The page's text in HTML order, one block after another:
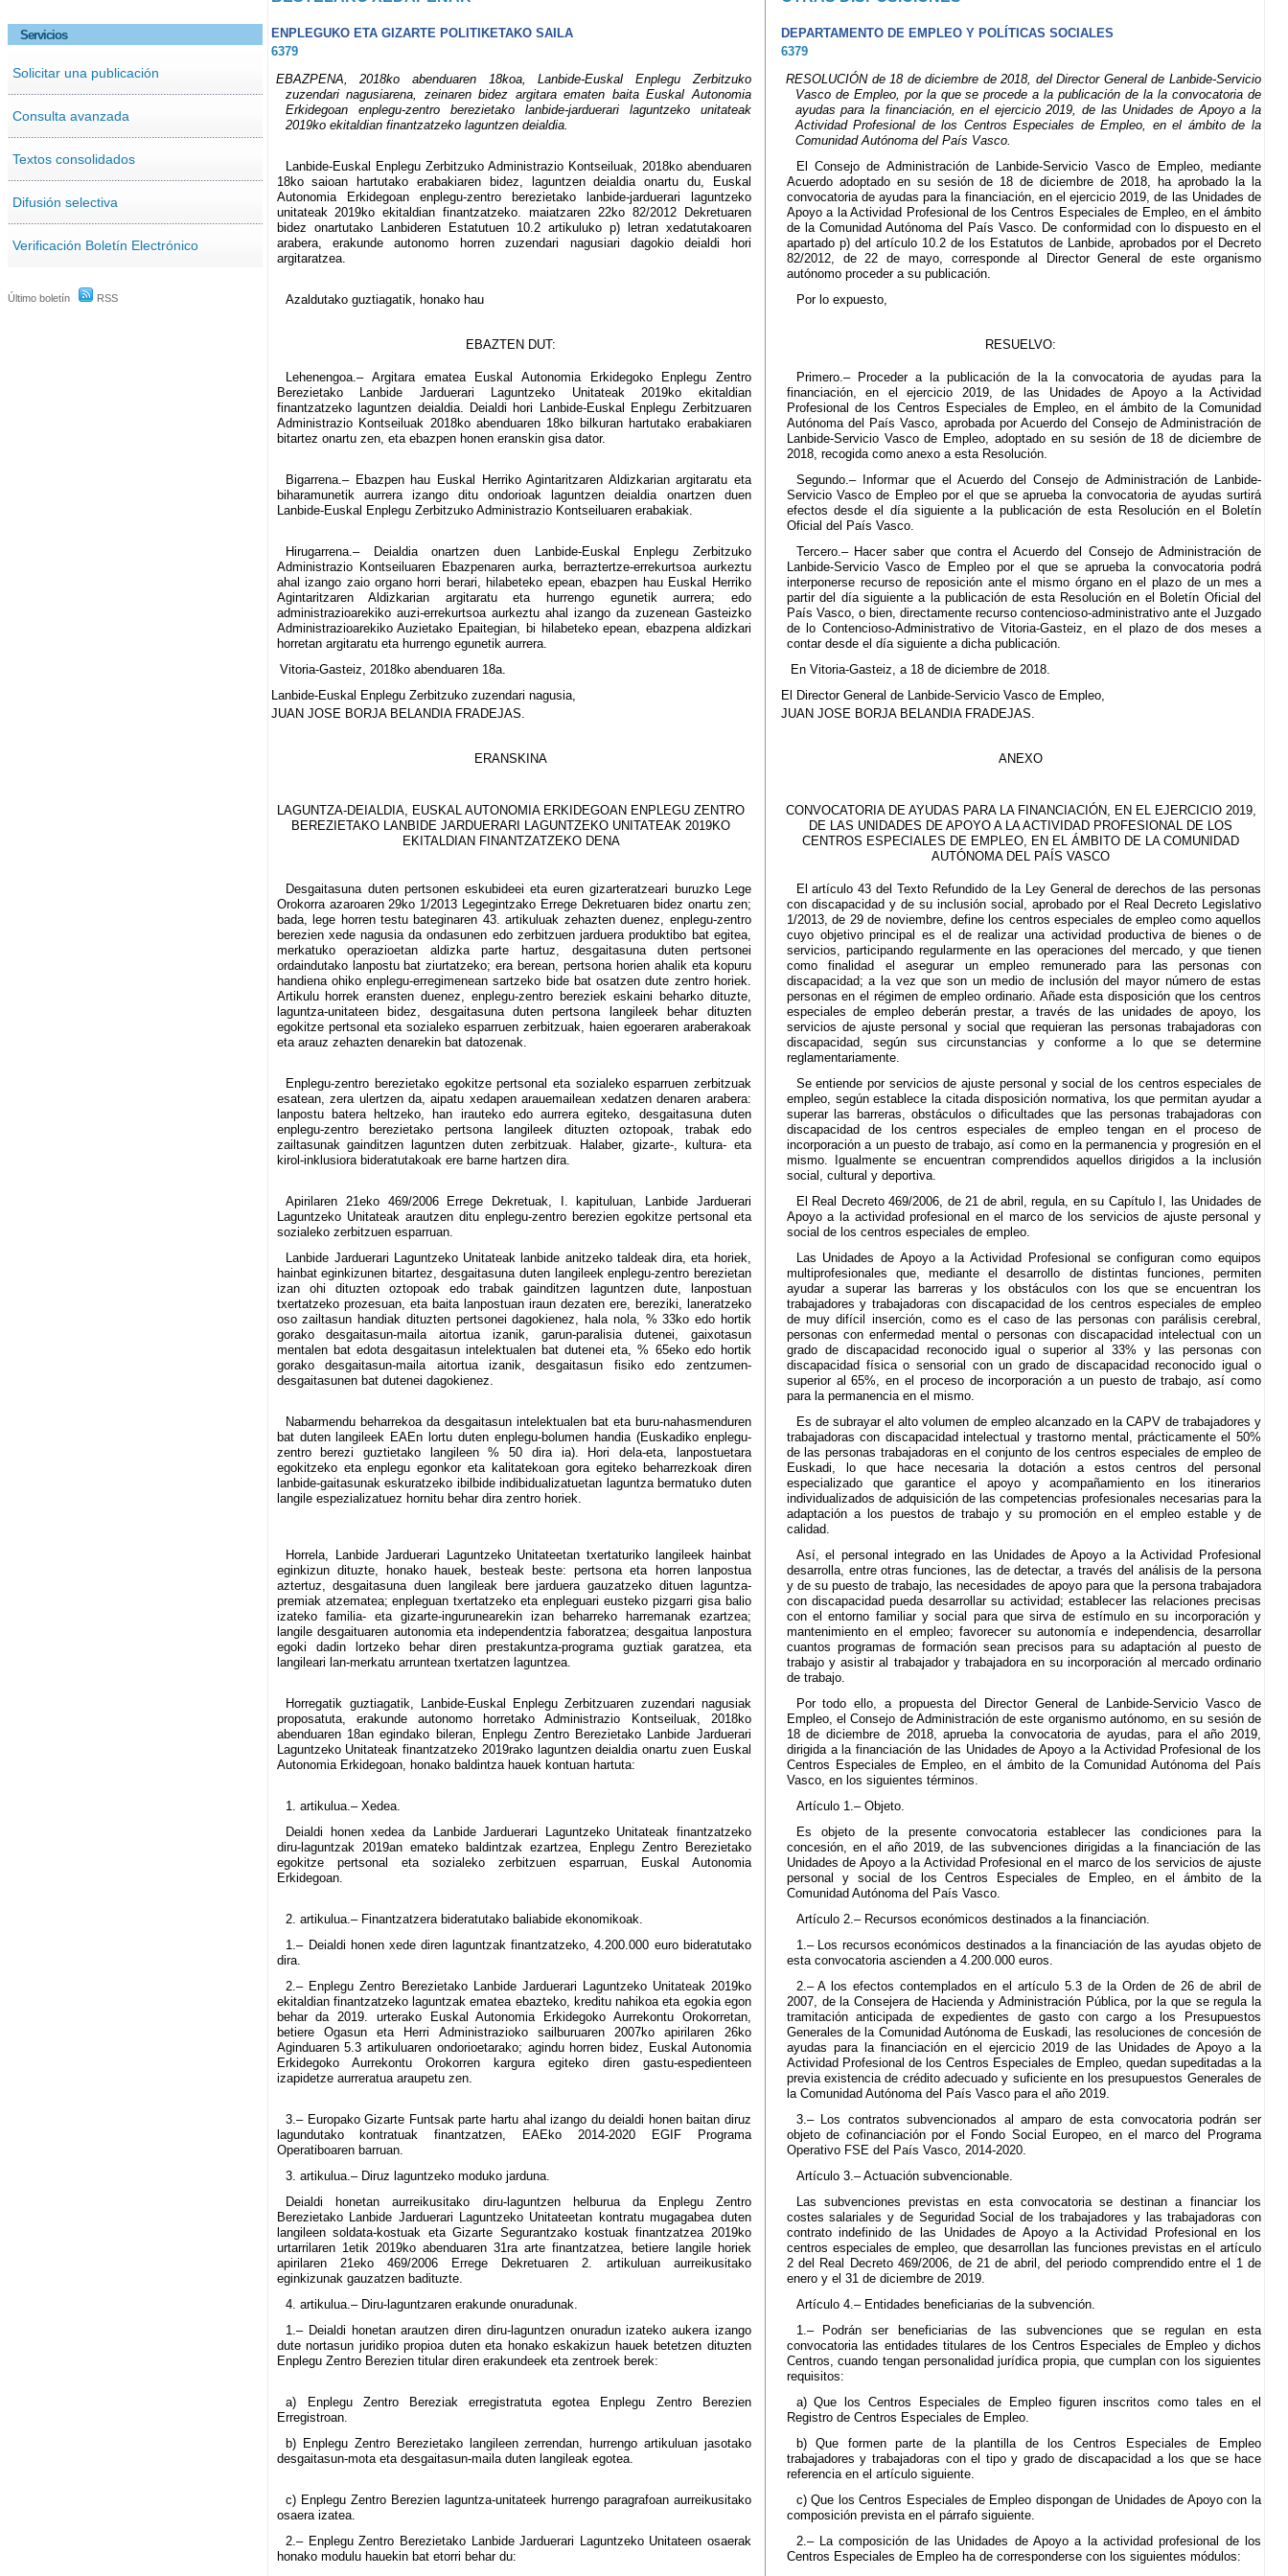
Servicios
Solicitar una publicación
Consulta avanzada
Textos consolidados
Difusión selectiva
Verificación Boletín Electrónico
Último boletín RSS
ENPLEGUKO ETA GIZARTE POLITIKETAKO SAILA
DEPARTAMENTO DE EMPLEO Y POLÍTICAS SOCIALES
6379
6379
EBAZPENA, 2018ko abenduaren 18koa, Lanbide-Euskal Enplegu Zerbitzuko
zuzendari nagusiarena, zeinaren bidez argitara ematen baita Euskal Autonomia
Erkidegoan enplegu-zentro berezietako lanbide-jarduerari laguntzeko unitateak
2019ko ekitaldian finantzatzeko laguntzen deialdia.
RESOLUCIÓN de 18 de diciembre de 2018, del Director General de Lanbide-Servicio
Vasco de Empleo, por la que se procede a la publicación de la la convocatoria de
ayudas para la financiación, en el ejercicio 2019, de las Unidades de Apoyo a la
Actividad Profesional de los Centros Especiales de Empleo, en el ámbito de la
Comunidad Autónoma del País Vasco.
Lanbide-Euskal Enplegu Zerbitzuko Administrazio Kontseiluak, 2018ko abenduaren
18ko saioan hartutako erabakiaren bidez, laguntzen deialdia onartu du, Euskal
Autonomia Erkidegoan enplegu-zentro berezietako lanbide-jarduerari laguntzeko
unitateak 2019ko ekitaldian finantzatzeko. maiatzaren 22ko 82/2012 Dekretuaren
bidez onartutako Lanbideren Estatutuen 10.2 artikuluko p) letran xedatutakoaren
arabera, erakunde autonomo horren zuzendari nagusiari dagokio deialdi hori
argitaratzea.
El Consejo de Administración de Lanbide-Servicio Vasco de Empleo, mediante
Acuerdo adoptado en su sesión de 18 de diciembre de 2018, ha aprobado la la
convocatoria de ayudas para la financiación, en el ejercicio 2019, de las Unidades de
Apoyo a la Actividad Profesional de los Centros Especiales de Empleo, en el ámbito
de la Comunidad Autónoma del País Vasco. De conformidad con lo dispuesto en el
apartado p) del artículo 10.2 de los Estatutos de Lanbide, aprobados por el Decreto
82/2012, de 22 de mayo, corresponde al Director General de este organismo
autónomo proceder a su publicación.
Azaldutako guztiagatik, honako hau
Por lo expuesto,
EBAZTEN DUT: RESUELVO:
Lehenengoa.– Argitara ematea Euskal Autonomia Erkidegoko Enplegu Zentro
Berezietako Lanbide Jarduerari Laguntzeko Unitateak 2019ko ekitaldian
finantzatzeko laguntzen deialdia. Deialdi hori Lanbide-Euskal Enplegu Zerbitzuaren
Administrazio Kontseiluak 2018ko abenduaren 18ko bilkuran hartutako erabakiaren
bitartez onartu zen, eta ebazpen honen eranskin gisa dator.
Primero.– Proceder a la publicación de la la convocatoria de ayudas para la
financiación, en el ejercicio 2019, de las Unidades de Apoyo a la Actividad
Profesional de los Centros Especiales de Empleo, en el ámbito de la Comunidad
Autónoma del País Vasco, aprobada por Acuerdo del Consejo de Administración de
Lanbide-Servicio Vasco de Empleo, adoptado en su sesión de 18 de diciembre de
2018, recogida como anexo a esta Resolución.
Bigarrena.– Ebazpen hau Euskal Herriko Agintaritzaren Aldizkarian argitaratu eta
biharamunetik aurrera izango ditu ondorioak laguntzen deialdia onartzen duen
Lanbide-Euskal Enplegu Zerbitzuko Administrazio Kontseiluaren erabakiak.
Segundo.– Informar que el Acuerdo del Consejo de Administración de Lanbide-
Servicio Vasco de Empleo por el que se aprueba la convocatoria de ayudas surtirá
efectos desde el día siguiente a la publicación de esta Resolución en el Boletín
Oficial del País Vasco.
Hirugarrena.– Deialdia onartzen duen Lanbide-Euskal Enplegu Zerbitzuko
Administrazio Kontseiluaren Ebazpenaren aurka, berraztertze-errekurtsoa aurkeztu
ahal izango zaio organo horri berari, hilabeteko epean, ebazpen hau Euskal Herriko
Agintaritzaren Aldizkarian argitaratu eta hurrengo egunetik aurrera; edo
administrazioarekiko auzi-errekurtsoa aurkeztu ahal izango da zuzenean Gasteizko
Administrazioarekiko Auzietako Epaitegian, bi hilabeteko epean, ebazpena aldizkari
horretan argitaratu eta hurrengo egunetik aurrera.
Tercero.– Hacer saber que contra el Acuerdo del Consejo de Administración de
Lanbide-Servicio Vasco de Empleo por el que se aprueba la convocatoria podrá
interponerse recurso de reposición ante el mismo órgano en el plazo de un mes a
partir del día siguiente a la publicación de esta Resolución en el Boletín Oficial del
País Vasco, o bien, directamente recurso contencioso-administrativo ante el Juzgado
de lo Contencioso-Administrativo de Vitoria-Gasteiz, en el plazo de dos meses a
contar desde el día siguiente a dicha publicación.
Vitoria-Gasteiz, 2018ko abenduaren 18a.
En Vitoria-Gasteiz, a 18 de diciembre de 2018.
Lanbide-Euskal Enplegu Zerbitzuko zuzendari nagusia,
El Director General de Lanbide-Servicio Vasco de Empleo,
JUAN JOSE BORJA BELANDIA FRADEJAS.
JUAN JOSE BORJA BELANDIA FRADEJAS.
ERANSKINA ANEXO
LAGUNTZA-DEIALDIA, EUSKAL AUTONOMIA ERKIDEGOAN ENPLEGU ZENTRO
BEREZIETAKO LANBIDE JARDUERARI LAGUNTZEKO UNITATEAK 2019KO
EKITALDIAN FINANTZATZEKO DENA
CONVOCATORIA DE AYUDAS PARA LA FINANCIACIÓN, EN EL EJERCICIO 2019,
DE LAS UNIDADES DE APOYO A LA ACTIVIDAD PROFESIONAL DE LOS
CENTROS ESPECIALES DE EMPLEO, EN EL ÁMBITO DE LA COMUNIDAD
AUTÓNOMA DEL PAÍS VASCO
Desgaitasuna duten pertsonen eskubideei eta euren gizarteratzeari buruzko Lege
Orokorra azaroaren 29ko 1/2013 Legegintzako Errege Dekretuaren bidez onartu zen;
bada, lege horren testu bateginaren 43. artikuluak zehazten duenez, enplegu-zentro
berezien xede nagusia da ondasunen edo zerbitzuen jarduera produktibo bat egitea,
merkatuko operazioetan aldizka parte hartuz, desgaitasuna duten pertsonei
ordaindutako lanpostu bat ziurtatzeko; era berean, pertsona horien ahalik eta kopuru
handiena ohiko enplegu-erregimenean sartzeko bide bat osatzen dute zentro horiek.
Artikulu horrek eransten duenez, enplegu-zentro bereziek eskaini beharko dituzte,
laguntza-unitateen bidez, desgaitasuna duten pertsona langileek behar dituzten
egokitze pertsonal eta sozialeko esparruen zerbitzuak, haien egoeraren araberakoak
eta arauz zehazten denarekin bat datozenak.
El artículo 43 del Texto Refundido de la Ley General de derechos de las personas
con discapacidad y de su inclusión social, aprobado por el Real Decreto Legislativo
1/2013, de 29 de noviembre, define los centros especiales de empleo como aquellos
cuyo objetivo principal es el de realizar una actividad productiva de bienes o de
servicios, participando regularmente en las operaciones del mercado, y que tienen
como finalidad el asegurar un empleo remunerado para las personas con
discapacidad; a la vez que son un medio de inclusión del mayor número de estas
personas en el régimen de empleo ordinario. Añade esta disposición que los centros
especiales de empleo deberán prestar, a través de las unidades de apoyo, los
servicios de ajuste personal y social que requieran las personas trabajadoras con
discapacidad, según sus circunstancias y conforme a lo que se determine
reglamentariamente.
Enplegu-zentro berezietako egokitze pertsonal eta sozialeko esparruen zerbitzuak
esatean, zera ulertzen da, aipatu xedapen arauemailean xedatzen denaren arabera:
lanpostu batera heltzeko, han irauteko edo aurrera egiteko, desgaitasuna duten
enplegu-zentro berezietako pertsona langileek dituzten oztopoak, trabak edo
zailtasunak gainditzen laguntzen duten zerbitzuak. Halaber, gizarte-, kultura- eta
kirol-inklusiora bideratutakoak ere barne hartzen dira.
Se entiende por servicios de ajuste personal y social de los centros especiales de
empleo, según establece la citada disposición normativa, los que permitan ayudar a
superar las barreras, obstáculos o dificultades que las personas trabajadoras con
discapacidad de los centros especiales de empleo tengan en el proceso de
incorporación a un puesto de trabajo, así como en la permanencia y progresión en el
mismo. Igualmente se encuentran comprendidos aquellos dirigidos a la inclusión
social, cultural y deportiva.
Apirilaren 21eko 469/2006 Errege Dekretuak, I. kapituluan, Lanbide Jarduerari
Laguntzeko Unitateak arautzen ditu enplegu-zentro berezien egokitze pertsonal eta
sozialeko zerbitzuen esparruan.
El Real Decreto 469/2006, de 21 de abril, regula, en su Capítulo I, las Unidades de
Apoyo a la actividad profesional en el marco de los servicios de ajuste personal y
social de los centros especiales de empleo.
Lanbide Jarduerari Laguntzeko Unitateak lanbide anitzeko taldeak dira, eta horiek,
hainbat eginkizunen bitartez, desgaitasuna duten langileek enplegu-zentro berezietan
izan ohi dituzten oztopoak edo trabak gainditzen laguntzen dute, lanpostuan
txertatzeko prozesuan, eta baita lanpostuan iraun dezaten ere, bereziki, laneratzeko
oso zailtasun handiak dituzten pertsonei dagokienez, hala nola, % 33ko edo hortik
gorako desgaitasun-maila aitortua izanik, garun-paralisia dutenei, gaixotasun
mentalen bat edota desgaitasun intelektualen bat dutenei eta, % 65eko edo hortik
gorako desgaitasun-maila aitortua izanik, desgaitasun fisiko edo zentzumen-
desgaitasunen bat dutenei dagokienez.
Las Unidades de Apoyo a la Actividad Profesional se configuran como equipos
multiprofesionales que, mediante el desarrollo de distintas funciones, permiten
ayudar a superar las barreras y los obstáculos con los que se encuentran los
trabajadores y trabajadoras con discapacidad de los centros especiales de empleo
de muy difícil inserción, como es el caso de las personas con parálisis cerebral,
personas con enfermedad mental o personas con discapacidad intelectual con un
grado de discapacidad reconocido igual o superior al 33% y las personas con
discapacidad física o sensorial con un grado de discapacidad reconocido igual o
superior al 65%, en el proceso de incorporación a un puesto de trabajo, así como
para la permanencia en el mismo.
Nabarmendu beharrekoa da desgaitasun intelektualen bat eta buru-nahasmenduren
bat duten langileek EAEn lortu duten enplegu-bolumen handia (Euskadiko enplegu-
zentro berezi guztietako langileen % 50 dira ia). Hori dela-eta, lanpostuetara
egokitzeko eta enplegu egonkor eta kalitatekoan gora egiteko beharrezkoak diren
lanbide-gaitasunak eskuratzeko ibilbide indibidualizatuetan laguntza bermatuko duten
langile espezializatuez hornitu behar dira zentro horiek.
Es de subrayar el alto volumen de empleo alcanzado en la CAPV de trabajadores y
trabajadoras con discapacidad intelectual y trastorno mental, prácticamente el 50%
de las personas trabajadoras en el conjunto de los centros especiales de empleo de
Euskadi, lo que hace necesaria la dotación a estos centros del personal
especializado que garantice el apoyo y acompañamiento en los itinerarios
individualizados de adquisición de las competencias profesionales necesarias para la
adaptación a los puestos de trabajo y su promoción en el empleo estable y de
calidad.
Horrela, Lanbide Jarduerari Laguntzeko Unitateetan txertaturiko langileek hainbat
eginkizun dituzte, honako hauek, besteak beste: pertsona eta horren lanpostua
aztertuz, desgaitasuna duen langileak bere jarduera gauzatzeko dituen laguntza-
premiak atzematea; enpleguan txertatzeko eta enpleguari eusteko pizgarri gisa balio
izateko familia- eta gizarte-ingurunearekin izan beharreko harremanak ezartzea;
langile desgaituaren autonomia eta independentzia faboratzea; desgaitua lanpostura
egoki dadin lortzeko behar diren prestakuntza-programa guztiak garatzea, eta
langileari lan-merkatu arruntean txertatzen laguntzea.
Así, el personal integrado en las Unidades de Apoyo a la Actividad Profesional
desarrolla, entre otras funciones, las de detectar, a través del análisis de la persona
y de su puesto de trabajo, las necesidades de apoyo para que la persona trabajadora
con discapacidad pueda desarrollar su actividad; establecer las relaciones precisas
con el entorno familiar y social para que sirva de estímulo en su incorporación y
mantenimiento en el empleo; favorecer su autonomía e independencia, desarrollar
cuantos programas de formación sean precisos para su adaptación al puesto de
trabajo y asistir al trabajador y trabajadora en su incorporación al mercado ordinario
de trabajo.
Horregatik guztiagatik, Lanbide-Euskal Enplegu Zerbitzuaren zuzendari nagusiak
proposatuta, erakunde autonomo horretako Administrazio Kontseiluak, 2018ko
abenduaren 18an egindako bileran, Enplegu Zentro Berezietako Lanbide Jarduerari
Laguntzeko Unitateak finantzatzeko 2019rako laguntzen deialdia onartu zuen Euskal
Autonomia Erkidegoan, honako baldintza hauek kontuan hartuta:
Por todo ello, a propuesta del Director General de Lanbide-Servicio Vasco de
Empleo, el Consejo de Administración de este organismo autónomo, en su sesión de
18 de diciembre de 2018, aprueba la convocatoria de ayudas, para el año 2019,
dirigida a la financiación de las Unidades de Apoyo a la Actividad Profesional de los
Centros Especiales de Empleo, en el ámbito de la Comunidad Autónoma del País
Vasco, en los siguientes términos.
1. artikulua.– Xedea.
Artículo 1.– Objeto.
Deialdi honen xedea da Lanbide Jarduerari Laguntzeko Unitateak finantzatzeko
diru-laguntzak 2019an emateko baldintzak ezartzea, Enplegu Zentro Berezietako
egokitze pertsonal eta sozialeko zerbitzuen esparruan, Euskal Autonomia
Erkidegoan.
Es objeto de la presente convocatoria establecer las condiciones para la
concesión, en el año 2019, de las subvenciones dirigidas a la financiación de las
Unidades de Apoyo a la Actividad Profesional en el marco de los servicios de ajuste
personal y social de los Centros Especiales de Empleo, en el ámbito de la
Comunidad Autónoma del País Vasco.
2. artikulua.– Finantzatzera bideratutako baliabide ekonomikoak.
Artículo 2.– Recursos económicos destinados a la financiación.
1.– Deialdi honen xede diren laguntzak finantzatzeko, 4.200.000 euro bideratutako
dira.
1.– Los recursos económicos destinados a la financiación de las ayudas objeto de
esta convocatoria ascienden a 4.200.000 euros.
2.– Enplegu Zentro Berezietako Lanbide Jarduerari Laguntzeko Unitateak 2019ko
ekitaldian finantzatzeko laguntzak ematea ebazteko, kreditu nahikoa eta egokia egon
behar da 2019. urterako Euskal Autonomia Erkidegoko Aurrekontu Orokorretan,
betiere Ogasun eta Herri Administrazioko sailburuaren 2007ko apirilaren 26ko
Aginduaren 5.3 artikuluaren ondorioetarako; agindu horren bidez, Euskal Autonomia
Erkidegoko Aurrekontu Orokorren kargura egiteko diren gastu-espedienteen
izapidetze aurreratua araupetu zen.
2.– A los efectos contemplados en el artículo 5.3 de la Orden de 26 de abril de
2007, de la Consejera de Hacienda y Administración Pública, por la que se regula la
tramitación anticipada de expedientes de gasto con cargo a los Presupuestos
Generales de la Comunidad Autónoma de Euskadi, las resoluciones de concesión de
ayudas para la financiación en el ejercicio 2019 de las Unidades de Apoyo a la
Actividad Profesional de los Centros Especiales de Empleo, quedan supeditadas a la
previa existencia de crédito adecuado y suficiente en los presupuestos Generales de
la Comunidad Autónoma del País Vasco para el año 2019.
3.– Europako Gizarte Funtsak parte hartu ahal izango du deialdi honen baitan diruz
lagundutako kontratuak finantzatzen, EAEko 2014-2020 EGIF Programa
Operatiboaren barruan.
3.– Los contratos subvencionados al amparo de esta convocatoria podrán ser
objeto de cofinanciación por el Fondo Social Europeo, en el marco del Programa
Operativo FSE del País Vasco, 2014-2020.
3. artikulua.– Diruz laguntzeko moduko jarduna.
Artículo 3.– Actuación subvencionable.
Deialdi honetan aurreikusitako diru-laguntzen helburua da Enplegu Zentro
Berezietako Lanbide Jarduerari Laguntzeko Unitateetan kontratu mugagabea duten
langileen soldata-kostuak eta Gizarte Segurantzako kostuak finantzatzea 2019ko
urtarrilaren 1etik 2019ko abenduaren 31ra arte finantzatzea, betiere langile horiek
apirilaren 21eko 469/2006 Errege Dekretuaren 2. artikuluan aurreikusitako
eginkizunak gauzatzen badituzte.
Las subvenciones previstas en esta convocatoria se destinan a financiar los
costes salariales y de Seguridad Social de los trabajadores y las trabajadoras con
contrato indefinido de las Unidades de Apoyo a la Actividad Profesional en los
centros especiales de empleo, que desarrollan las funciones previstas en el artículo
2 del Real Decreto 469/2006, de 21 de abril, del periodo comprendido entre el 1 de
enero y el 31 de diciembre de 2019.
4. artikulua.– Diru-laguntzaren erakunde onuradunak.
Artículo 4.– Entidades beneficiarias de la subvención.
1.– Deialdi honetan arautzen diren diru-laguntzen onuradun izateko aukera izango
dute nortasun juridiko propioa duten eta honako eskakizun hauek betetzen dituzten
Enplegu Zentro Berezien titular diren erakundeek eta zentroek berek:
1.– Podrán ser beneficiarias de las subvenciones que se regulan en esta
convocatoria las entidades titulares de los Centros Especiales de Empleo y dichos
Centros, cuando tengan personalidad jurídica propia, que cumplan con los siguientes
requisitos:
a) Enplegu Zentro Bereziak erregistratuta egotea Enplegu Zentro Berezien
Erregistroan.
a) Que los Centros Especiales de Empleo figuren inscritos como tales en el
Registro de Centros Especiales de Empleo.
b) Enplegu Zentro Berezietako langileen zerrendan, hurrengo artikuluan jasotako
desgaitasun-mota eta desgaitasun-maila duten langileak egotea.
b) Que formen parte de la plantilla de los Centros Especiales de Empleo
trabajadores y trabajadoras con el tipo y grado de discapacidad a los que se hace
referencia en el artículo siguiente.
c) Enplegu Zentro Berezien laguntza-unitateek hurrengo paragrafoan aurreikusitako
osaera izatea.
c) Que los Centros Especiales de Empleo dispongan de Unidades de Apoyo con la
composición prevista en el párrafo siguiente.
2.– Enplegu Zentro Berezietako Lanbide Jarduerari Laguntzeko Unitateen osaerak
honako modulu hauekin bat etorri behar du:
2.– La composición de las Unidades de Apoyo a la actividad profesional de los
Centros Especiales de Empleo ha de corresponderse con los siguientes módulos: